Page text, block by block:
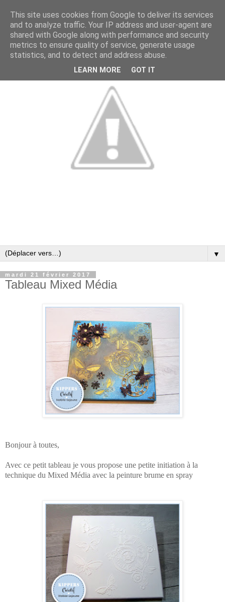
▼
mardi 21 février 2017
Tableau Mixed Média
Bonjour à toutes,
Avec ce petit tableau je vous propose une petite initiation à la
technique du Mixed Média avec la peinture brume en spray
This site uses cookies from Google to deliver its services
and to analyze traffic. Your IP address and user-agent are
shared with Google along with performance and security
metrics to ensure quality of service, generate usage
statistics, and to detect and address abuse.
LEARN MORE GOT IT